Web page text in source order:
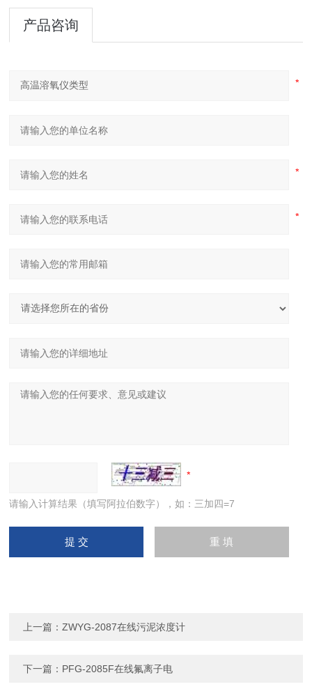
产品咨询
请输入计算结果（填写阿拉伯数字），如：三加四=7
上一篇：ZWYG-2087在线污泥浓度计
下一篇： PFG-2085F在线氟离子电